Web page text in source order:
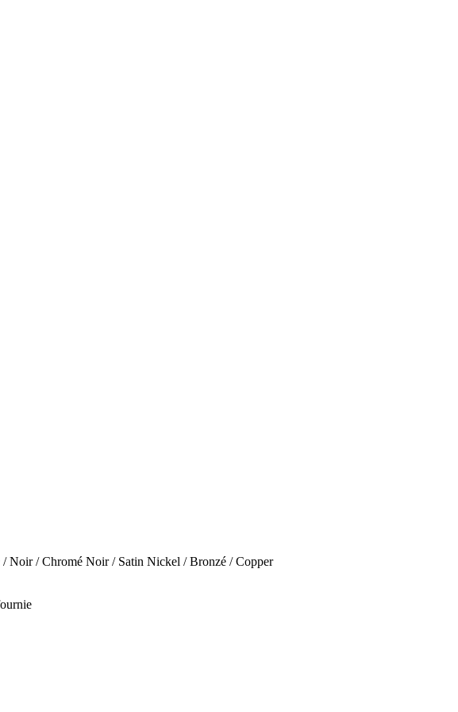
/ Noir / Chromé Noir / Satin Nickel / Bronzé / Copper